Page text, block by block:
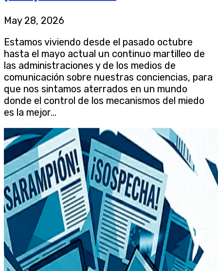
May 28, 2026
Estamos viviendo desde el pasado octubre
hasta el mayo actual un continuo martilleo de
las administraciones y de los medios de
comunicación sobre nuestras conciencias, para
que nos sintamos aterrados en un mundo
donde el control de los mecanismos del miedo
es la mejor...